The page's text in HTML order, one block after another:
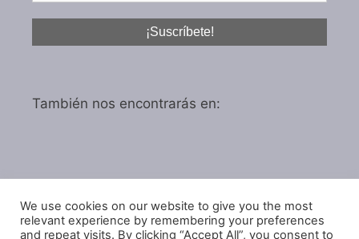
También nos encontrarás en:
Política de privacidad
Política de cookies
We use cookies on our website to give you the most
relevant experience by remembering your preferences
and repeat visits. By clicking “Accept All”, you consent to